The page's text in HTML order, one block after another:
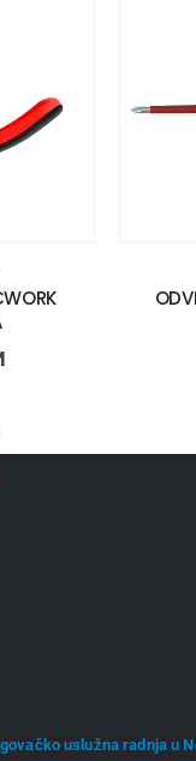
uslužna radnja u